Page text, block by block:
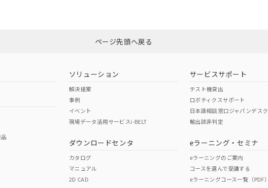
ダウンロードはこちら
O
（日本
（アメリカ
この製品の規格認証/適合状況ページへ
その他の認証はこちらのページからご検索ください
ページ先頭へ戻る
ソリューション
解決提案
事例
イベント
現場データ活用サービスi-BELT
ダウンロードセンタ
カタログ
マニュアル
2D CAD
サービスサポート
テスト機貸出
ロボティクスサポート
日本語相談窓口ジャパンデスク
輸出該非判定
eラーニング・セミナ
eラーニングのご案内
コースを選んで受講する
eラーニングコース一覧（PDF）